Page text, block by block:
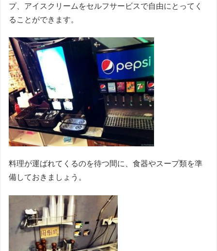
プ、アイスクリームをセルフサービスで自由にとってく
ることができます。
料理が運ばれてくるのを待つ間に、食器やスープ類を準
備しておきましょう。